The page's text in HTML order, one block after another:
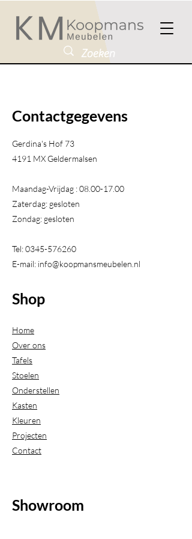
Contactgegevens
Gerdina's Hof 73
4191 MX Geldermalsen​
Maandag-Vrijdag :08.00-17.00
Zaterdag: gesloten
Zondag: gesloten
Tel:0345-576260
E-mail: info@koopmansmeubelen.nl
Shop
Home
Over ons
Tafels
Stoelen
Onderstellen
Kasten
Kleuren
Projecten
Contact
Showroom